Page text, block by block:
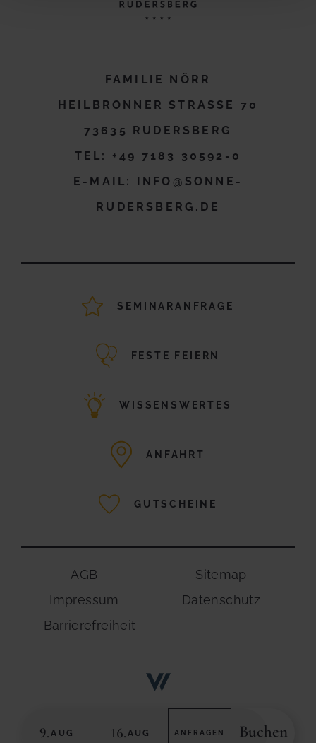
FAMILIE NÖRR
HEILBRONNER STRASSE 70
73635 RUDERSBERG
TEL: +49 7183 30592-0
E-MAIL: INFO@SONNE-
RUDERSBERG.DE
SEMINARANFRAGE
FESTE FEIERN
WISSENSWERTES
ANFAHRT
GUTSCHEINE
AGB
Sitemap
Impressum
Datenschutz
Barrierefreiheit
9. AUG 16. AUG ANFRAGEN Buchen